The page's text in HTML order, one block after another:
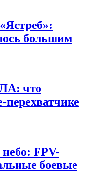
большим
что
перехватчике
небо: FPV-
боевые